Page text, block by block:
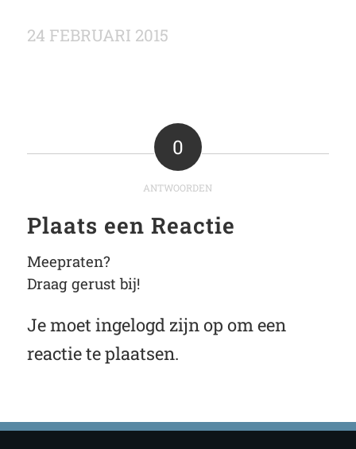
24 FEBRUARI 2015
0
ANTWOORDEN
Plaats een Reactie
Meepraten?
Draag gerust bij!
Je moet ingelogd zijn op om een
reactie te plaatsen.